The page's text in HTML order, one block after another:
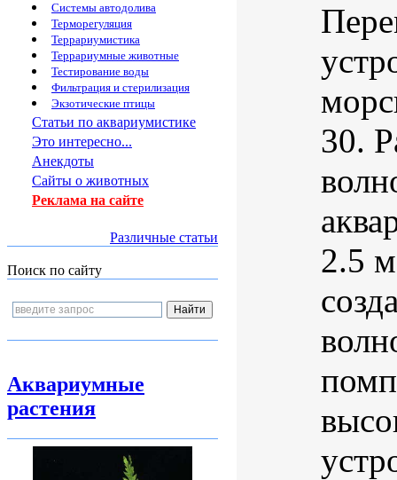
Системы автодолива
Терморегуляция
Террариумистика
Террариумные животные
Тестирование воды
Фильтрация и стерилизация
Экзотические птицы
Статьи по аквариумистике
Это интересно...
Анекдоты
Сайты о животных
Реклама на сайте
Различные статьи
Поиск по сайту
Аквариумные
растения
30.
2.5